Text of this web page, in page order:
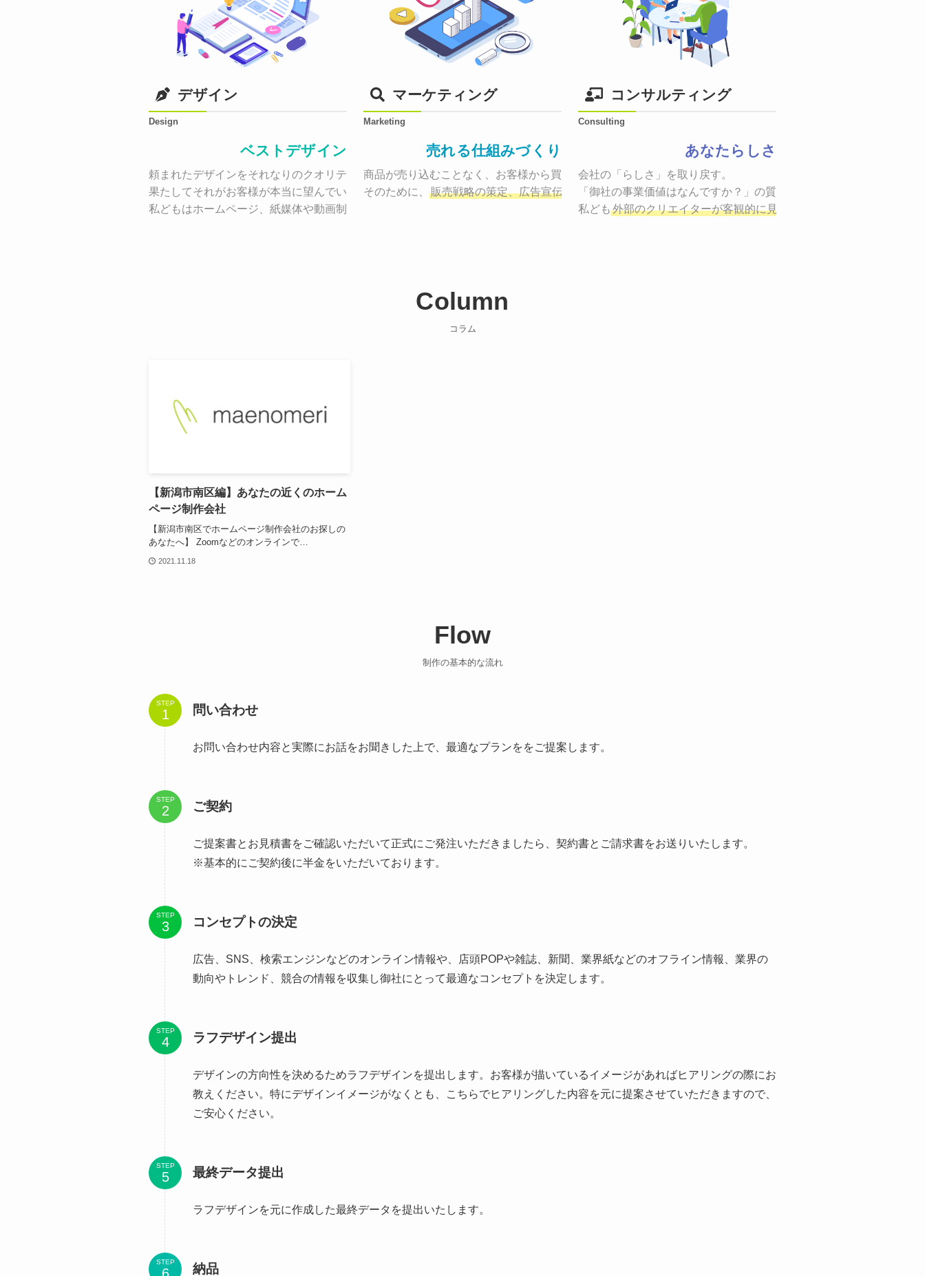
デザイン
Design
ベストデザイン
頼まれたデザインをそれなりのクオリティーで作り納品する。
果たしてそれがお客様が本当に望んでいた、デザインのゴールでしょうか。
私どもはホームページ、紙媒体や動画制作まで
お客様のサービスを適した場所へ届けるために、適切な方法を企画しご提案いたします。
マーケティング
Marketing
売れる仕組みづくり
商品が売り込むことなく、お客様から買いたくなる状態をつくるために、適した場所へ適切なターゲットに向け
そのために、
販売戦略の策定、広告宣伝に効果検証までの一連のプロセスを考え実行・検証・修正
コンサルティング
Consulting
あなたらしさ
会社の「らしさ」を取り戻す。
「御社の事業価値はなんですか？」の質問に答えることはできるでし
私ども 外部のクリエイターが客観的に見ながら最終的な絵を描き、
Column
コラム
【新潟市南区編】あなたの近くのホーム
ページ制作会社
【新潟市南区でホームページ制作会社のお探しの
あなたへ】 Zoomなどのオンラインで…
2021.11.18
Flow
制作の基本的な流れ
STEP 問い合わせ
お問い合わせ内容と実際にお話をお聞きした上で、最適なプランををご提案します。
STEP ご契約
ご提案書とお見積書をご確認いただいて正式にご発注いただきましたら、契約書とご請求書をお送りいたします。
※基本的にご契約後に半金をいただいております。
STEP コンセプトの決定
広告、SNS、検索エンジンなどのオンライン情報や、店頭POPや雑誌、新聞、業界紙などのオフライン情報、業界の
動向やトレンド、競合の情報を収集し御社にとって最適なコンセプトを決定します。
STEP ラフデザイン提出
デザインの方向性を決めるためラフデザインを提出します。お客様が描いているイメージがあればヒアリングの際にお
教えください。特にデザインイメージがなくとも、こちらでヒアリングした内容を元に提案させていただきますので、
ご安心ください。
STEP 最終データ提出
ラフデザインを元に作成した最終データを提出いたします。
STEP 納品